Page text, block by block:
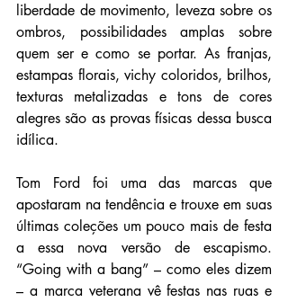
liberdade de movimento, leveza sobre os
ombros, possibilidades amplas sobre
quem ser e como se portar. As franjas,
estampas florais, vichy coloridos, brilhos,
texturas metalizadas e tons de cores
alegres são as provas físicas dessa busca
idílica.
Tom Ford foi uma das marcas que
apostaram na tendência e trouxe em suas
últimas coleções um pouco mais de festa
a essa nova versão de escapismo.
“Going with a bang” – como eles dizem
– a marca veterana vê festas nas ruas e